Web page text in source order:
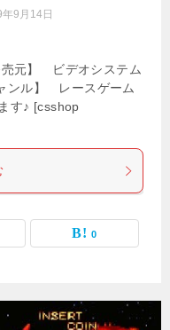
9月14日
元】 ビデオシステム
ンル】 レースゲーム
す♪ [csshop
0